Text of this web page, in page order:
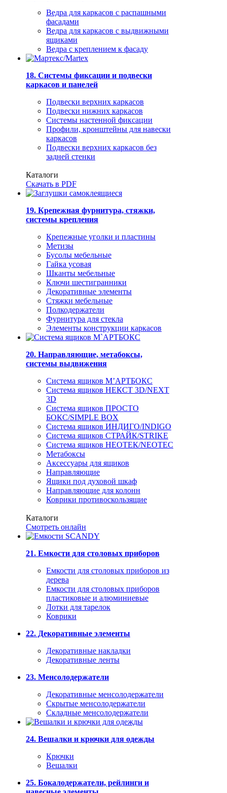
Ведра для каркасов с распашными
фасадами
Ведра для каркасов с выдвижными
ящиками
Ведра с креплением к фасаду
18. Системы фиксации и подвески
каркасов и панелей
Подвески верхних каркасов
Подвески нижних каркасов
Системы настенной фиксации
Профили, кронштейны для навески
каркасов
Подвески верхних каркасов без
задней стенки
Каталоги
Скачать в PDF
19. Крепежная фурнитура, стяжки,
системы крепления
Крепежные уголки и пластины
Метизы
Бусолы мебельные
Гайка усовая
Шканты мебельные
Ключи шестигранники
Декоративные элементы
Стяжки мебельные
Полкодержатели
Фурнитура для стекла
Элементы конструкции каркасов
20. Направляющие, метабоксы,
системы выдвижения
Система ящиков М’АРТБОКС
Система ящиков НЕКСТ 3D/NEXT
3D
Система ящиков ПРОСТО
БОКС/SIMPLE BOX
Система ящиков ИНДИГО/INDIGO
Система ящиков СТРАЙК/STRIKE
Система ящиков НЕОТЕК/NEOTEC
Метабоксы
Аксессуары для ящиков
Направляющие
Ящики под духовой шкаф
Направляющие для колонн
Коврики противоскользящие
Каталоги
Смотреть онлайн
21. Емкости для столовых приборов
Емкости для столовых приборов из
дерева
Емкости для столовых приборов
пластиковые и алюминиевые
Лотки для тарелок
Коврики
22. Декоративные элементы
Декоративные накладки
Декоративные ленты
23. Менсолодержатели
Декоративные менсолодержатели
Скрытые менсолодержатели
Складные менсолодержатели
24. Вешалки и крючки для одежды
Крючки
Вешалки
25. Бокалодержатели, рейлинги и